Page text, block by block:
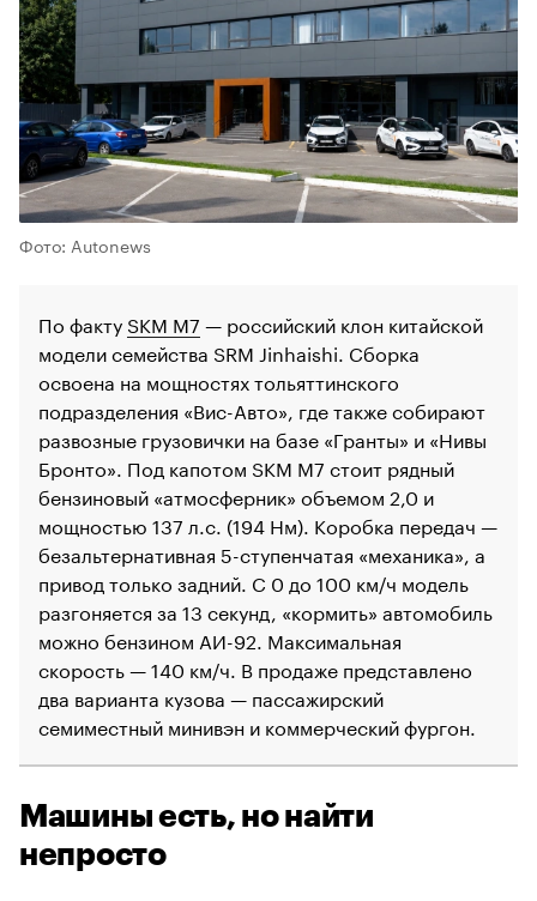
Фото: Autonews
По факту SKM M7 — российский клон китайской
модели семейства SRM Jinhaishi. Сборка
освоена на мощностях тольяттинского
подразделения «Вис-Авто», где также собирают
развозные грузовички на базе «Гранты» и «Нивы
Бронто». Под капотом SKM M7 стоит рядный
бензиновый «атмосферник» объемом 2,0 и
мощностью 137 л.с. (194 Нм). Коробка передач —
безальтернативная 5-ступенчатая «механика», а
привод только задний. С 0 до 100 км/ч модель
разгоняется за 13 секунд, «кормить» автомобиль
можно бензином АИ-92. Максимальная
скорость — 140 км/ч. В продаже представлено
два варианта кузова — пассажирский
семиместный минивэн и коммерческий фургон.
Машины есть, но найти
непросто